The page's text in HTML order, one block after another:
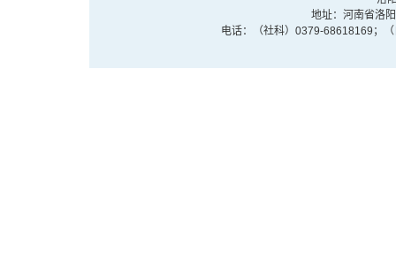
地址：河南省洛
电话：（社科）0379-68618169；